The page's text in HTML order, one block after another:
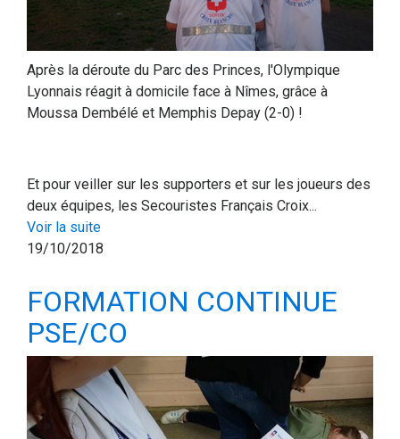
Après la déroute du Parc des Princes, l'Olympique
Lyonnais réagit à domicile face à Nîmes, grâce à
Moussa Dembélé et Memphis Depay (2-0) !
Et pour veiller sur les supporters et sur les joueurs des
deux équipes, les Secouristes Français Croix...
Voir la suite
19/10/2018
FORMATION CONTINUE
PSE/CO